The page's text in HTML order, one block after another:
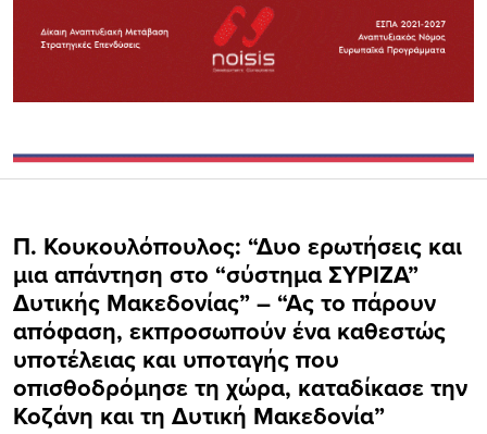
Π. Κουκουλόπουλος: “Δυο ερωτήσεις και
μια απάντηση στο “σύστημα ΣΥΡΙΖΑ”
Δυτικής Μακεδονίας” – “Ας το πάρουν
απόφαση, εκπροσωπούν ένα καθεστώς
υποτέλειας και υποταγής που
οπισθοδρόμησε τη χώρα, καταδίκασε την
Κοζάνη και τη Δυτική Μακεδονία”